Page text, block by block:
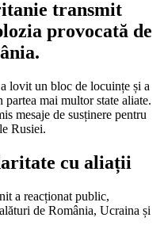
transmit
provocată de
mai multor state aliate.
mesaje de susținere pentru
Rusiei.
cu aliații
a reacționat public,
de România, Ucraina și